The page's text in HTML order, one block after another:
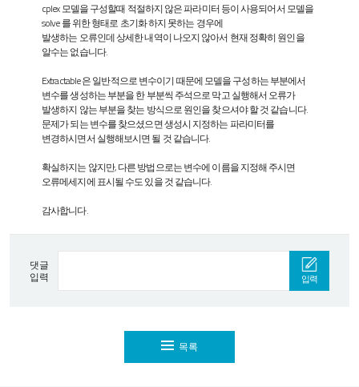
cplex 모델을 구성할때 적절하지 않은 파라미터 등이 사용되어서 모델을
solve 를 위한 형태로 초기화 하지 못하는 경우에
발생하는 오류인데 상세한 내역이 나오지 않아서 현재 정확히 원인을
알수는 없습니다.
Extractable 은 일반적으로 변수이기 때문에 모델을 구성하는 부분에서
변수를 생성하는 부분을 한 부분씩 주석으로 막고 실행해서 오류가
발생하지 않는 부분을 찾는 방식으로 원인을 찾으셔야 할 것 같습니다.
문제가 되는 변수를 찾으셨으면 생성시 지정하는 파라미터를
변경하시면서 실행해보시면 될 것 같습니다.
확실하지는 않지만, 다른 방법으로는 변수에 이름을 지정해 주시면
오류메세지에 표시될 수도 있을 것 같습니다.
감사합니다.
댓글
입력 입력
목록